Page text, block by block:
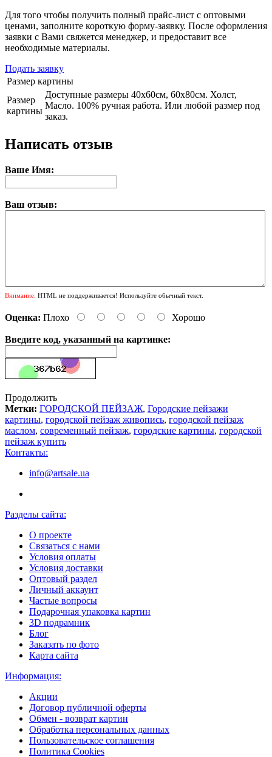
Для того чтобы получить полный прайс-лист с оптовыми
ценами, заполните короткую форму-заявку. После оформления
заявки с Вами свяжется менеджер, и предоставит все
необходимые материалы.
Подать заявку
Размер картины
Размер
картины
Доступные размеры 40х60см, 60х80см. Холст,
Масло. 100% ручная работа. Или любой размер под
заказ.
Написать отзыв
Ваше Имя:
Ваш отзыв:
Внимание: HTML не поддерживается! Используйте обычный текст.
Оценка: Плохо Хорошо
Введите код, указанный на картинке:
Продолжить
Метки: ГОРОДСКОЙ ПЕЙЗАЖ, Городские пейзажи
картины, городской пейзаж живопись, городской пейзаж
маслом, современный пейзаж, городские картины, городской
пейзаж купить
Контакты:
info@artsale.ua
Разделы сайта:
О проекте
Связаться с нами
Условия оплаты
Условия доставки
Оптовый раздел
Личный аккаунт
Частые вопросы
Подарочная упаковка картин
3D подрамник
Блог
Заказать по фото
Карта сайта
Информация:
Акции
Договор публичной оферты
Обмен - возврат картин
Обработка персональных данных
Пользовательское соглашения
Политика Cookies